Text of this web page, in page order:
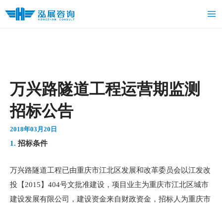
万兴路隧道工程运营期监测
招标公告
2018年03月20日
1. 招标条件
万兴路隧道工程已由重庆市江北区发展和改革委员会以江发改
投【2015】404号文批准建设，项目业主为重庆市江北区城市
建设发展有限公司，建设资金来自财政资金，招标人为重庆市